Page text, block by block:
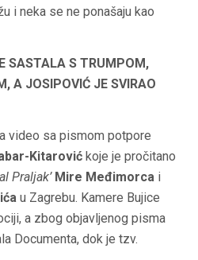
i neka se ne ponašaju kao
SASTALA S TRUMPOM,
A JOSIPOVIĆ JE SVIRAO
video sa pismom potpore
Kitarović koje je pročitano
Praljak’ Mire Međimorca i
u Zagrebu. Kamere Bujice
a zbog objavljenog pisma
Documenta, dok je tzv.